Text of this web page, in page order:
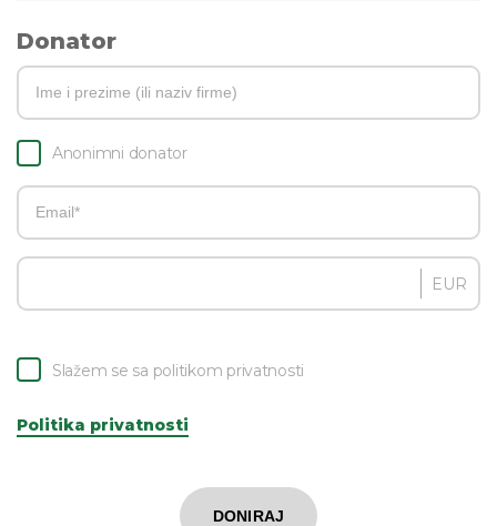
Donator
Anonimni donator
EUR
Slažem se sa politikom privatnosti
Politika privatnosti
DONIRAJ